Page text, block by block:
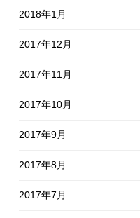
2018年1月
2017年12月
2017年11月
2017年10月
2017年9月
2017年8月
2017年7月